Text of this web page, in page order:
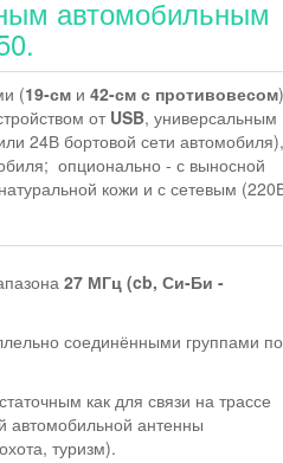
автомобильным
(19-см и 42-см с противовесом
от USB, универсальным
24В бортовой сети автомобиля),
опционально - с выносной
кожи и с сетевым
27 МГц (cb, Си-Би -
соединёнными группами
как для связи на трассе
автомобильной антенны
туризм).